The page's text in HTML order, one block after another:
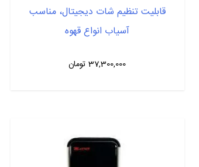
قابلیت تنظیم شات دیجیتال، مناسب
آسیاب انواع قهوه
37,300,000 تومان